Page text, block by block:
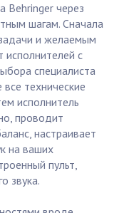
Behringer через
шагам. Сначала
и желаемым
с
специалиста
технические
исполнитель
проводит
настраивает
на ваших
пульт,
звука.